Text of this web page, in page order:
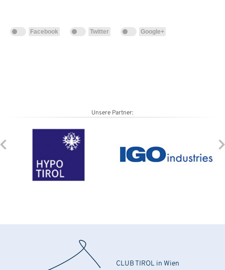
Facebook Twitter Google+
Unsere Partner:
CLUB TIROL in Wien